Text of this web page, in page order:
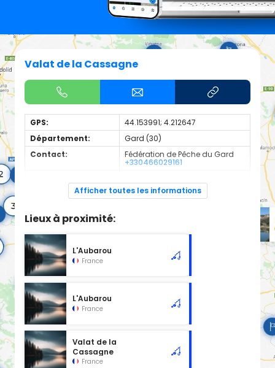
Valat de la Cassagne
GPS:
44.153991; 4.212647
Département:
Gard (30)
Contact:
Fédération de Pêche du Gard
+330466029161
poissons:
blanc
Cours d'eau d'une longueur de 3.36 km classé en 2ème
Afficher toutes les informations
Lieux à proximité:
L'Aubarou
France
L'Aubarou
France
Valat de la
Cassagne
France